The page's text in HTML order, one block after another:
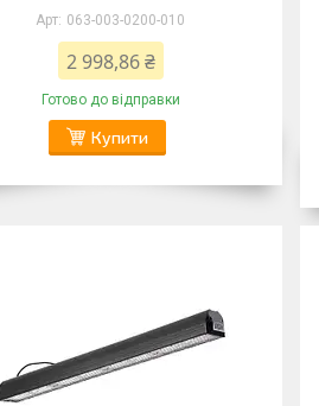
063-003-0200-010
2 998,86 ₴
Готово до відправки
Купити